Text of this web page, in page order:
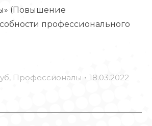
(Повышение
профессионального
, Профессионалы 18.03.2022